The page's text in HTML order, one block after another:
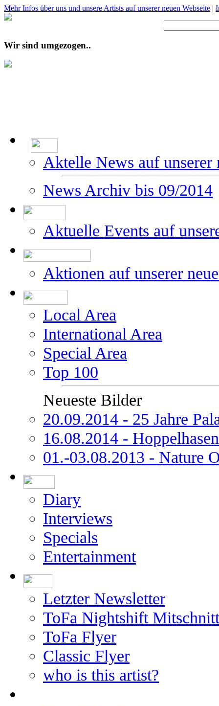
Mehr Infos über uns und unsere Artists auf unserer neuen Webseite |
Wir sind umgezogen..
Aktelle News auf unserer
News Archiv bis 09/2014
Aktuelle Events auf
Aktionen auf unserer
Local Area
International Area
Special Area
Top 100
Neueste Bilder
20.09.2014 - 25 Jahre
16.08.2014 -
01.-03.08.2013 - Nature
Diary
Interviews
Specials
Entertainment
Letzter Newsletter
ToFa Nightshift
ToFa Flyer
Classic Flyer
who is this artist?